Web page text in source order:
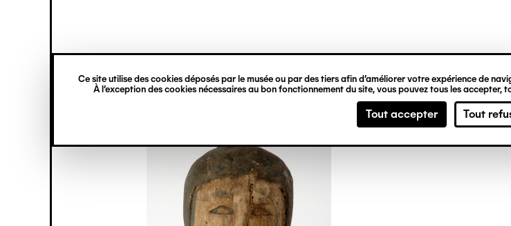
Ce site utilise des cookies déposés par le musée ou par des tiers afin d’améliorer votre expérience de
À l’exception des cookies nécessaires au bon fonctionnement du site, vous pouvez tous les accepter,
Tout accepter Tout
principal
verticale